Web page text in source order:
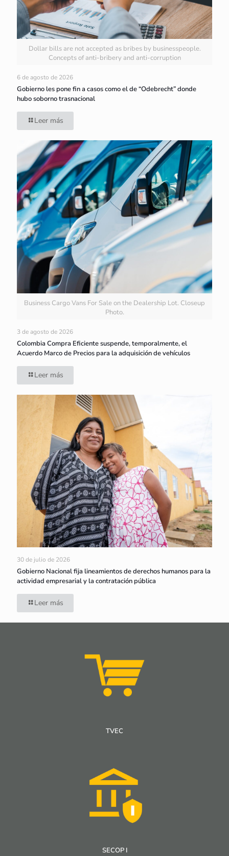
Dollar bills are not accepted as bribes by businesspeople.
Concepts of anti-bribery and anti-corruption
6 de agosto de 2026
Gobierno les pone fin a casos como el de “Odebrecht” donde
hubo soborno trasnacional
Leer más
Business Cargo Vans For Sale on the Dealership Lot. Closeup
Photo.
3 de agosto de 2026
Colombia Compra Eficiente suspende, temporalmente, el
Acuerdo Marco de Precios para la adquisición de vehículos
Leer más
30 de julio de 2026
Gobierno Nacional fija lineamientos de derechos humanos para la
actividad empresarial y la contratación pública
Leer más
TVEC
SECOP I